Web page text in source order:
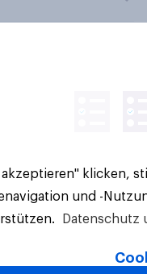
vorbehalten.
akzeptieren" klicken,
und -
Datenschutz